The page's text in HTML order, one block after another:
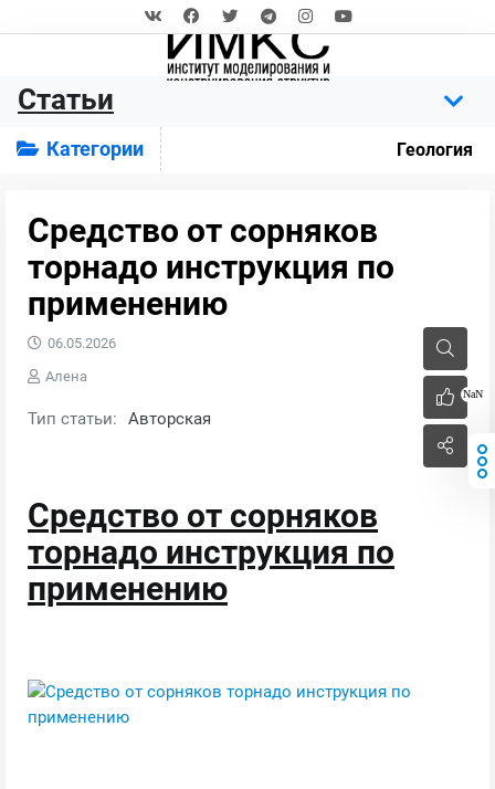
Статьи
Категории Геология
Средство от сорняков
торнадо инструкция по
применению
NaN
06.05.2026
Алена
Тип статьи: Авторская
Средство от сорняков
торнадо инструкция по
применению